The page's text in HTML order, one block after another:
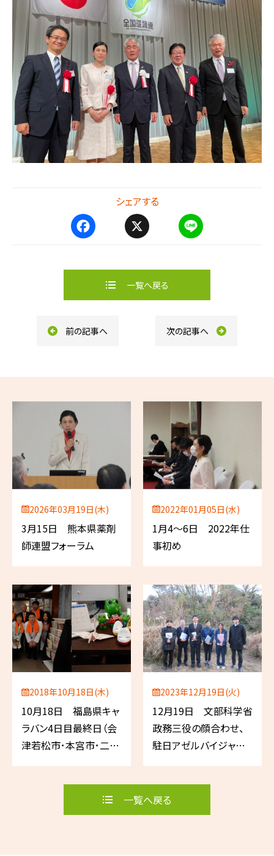
シェアする
e
o
e
一覧へ戻る
前の記事へ 次の記事へ
2026年03月19日(木)
3月15日 熊本県薬剤
師連盟フォーラム
2022年01月05日(水)
1月4～6日 2022年仕
事初め
2018年10月18日(木)
10月18日 福島県キャ
ラバン4日目最終日（会
津若松市･本宮市･二本
松市･伊達市･福島市）
2023年12月19日(火)
12月19日 文部科学省
政務三役の顔合わせ、
駐日アゼルバイジャン
大使来訪、国立科学博
視察
一覧へ戻る